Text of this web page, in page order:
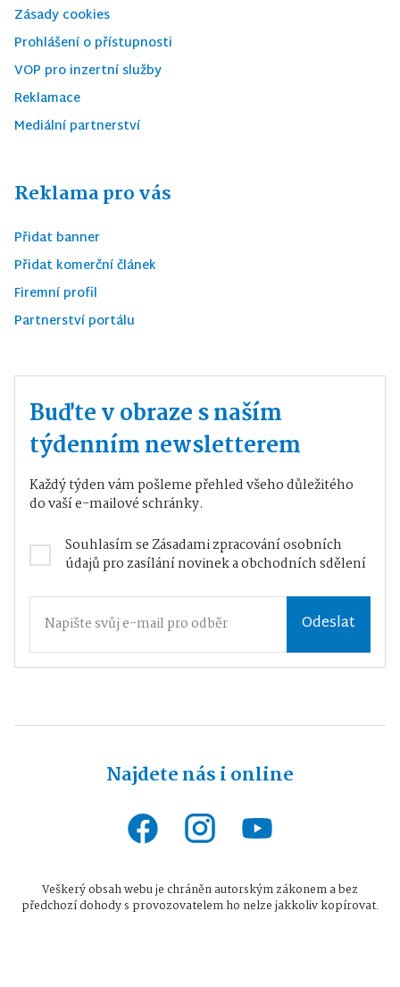
Zásady cookies
Prohlášení o přístupnosti
VOP pro inzertní služby
Reklamace
Mediální partnerství
Reklama pro vás
Přidat banner
Přidat komerční článek
Firemní profil
Partnerství portálu
Buďte v obraze s naším
týdenním newsletterem
Každý týden vám pošleme přehled všeho důležitého
do vaší e-mailové schránky.
Souhlasím seZásadami zpracování osobních
údajůpro zasílání novinek a obchodních sdělení
Odeslat
Najdete nás i online
Veškerý obsah webu je chráněn autorským zákonem a bez
předchozí dohody s provozovatelem ho nelze jakkoliv kopírovat.